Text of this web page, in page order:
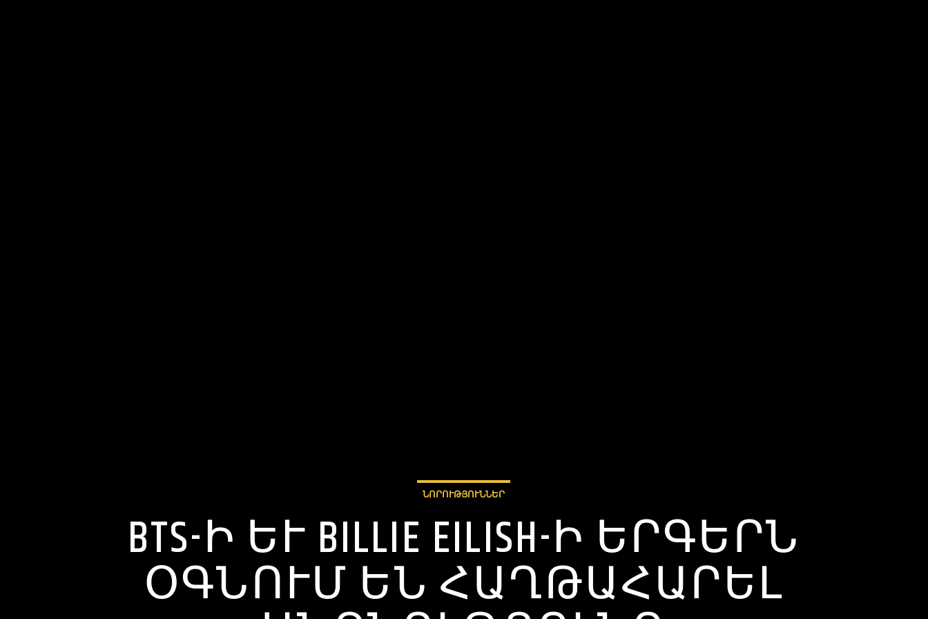
ՆՈՐՈՒԹՅՈՒՆՆԵՐ
BTS-Ի ԵՒ BILLIE EILISH-Ի ԵՐԳԵՐՆ Օ
ԳՆՈՒՄ ԵՆ ՀԱՂԹԱՀԱՐԵԼ Ա